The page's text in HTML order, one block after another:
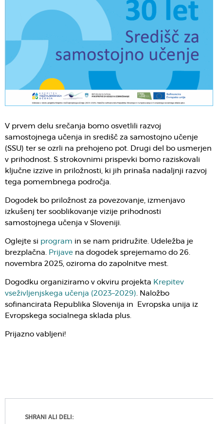
V prvem delu srečanja bomo osvetlili razvoj
samostojnega učenja in središč za samostojno učenje
(SSU) ter se ozrli na prehojeno pot. Drugi del bo usmerjen
v prihodnost. S strokovnimi prispevki bomo raziskovali
ključne izzive in priložnosti, ki jih prinaša nadaljnji razvoj
tega pomembnega področja.
Dogodek bo priložnost za povezovanje, izmenjavo
izkušenj ter sooblikovanje vizije prihodnosti
samostojnega učenja v Sloveniji.
Oglejte si program in se nam pridružite. Udeležba je
brezplačna. Prijave na dogodek sprejemamo do 26.
novembra 2025, oziroma do zapolnitve mest.
Dogodku organiziramo v okviru projekta Krepitev
vseživljenjskega učenja (2023–2029). Naložbo
sofinancirata Republika Slovenija in Evropska unija iz
Evropskega socialnega sklada plus.
Prijazno vabljeni!
SHRANI ALI DELI: